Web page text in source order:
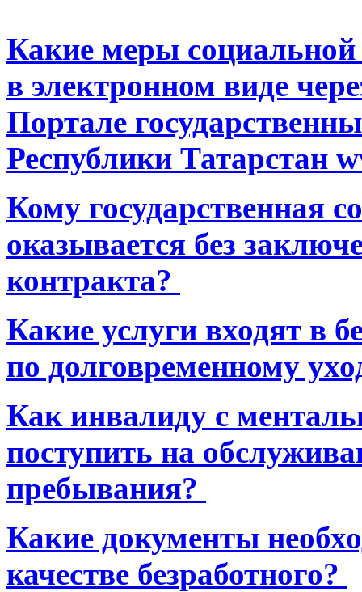
Какие меры
в электронном виде
Портале
Республики Татарстан
Кому государственная
оказывается без
контракта?
Какие услуги входят в
по долговременному
Как инвалиду с
поступить на
пребывания?
Какие документы
качестве безработного?